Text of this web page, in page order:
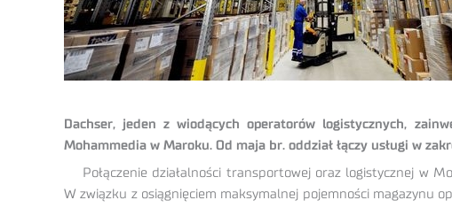
Dachser, jeden z wiodących operatorów logistycznych,
Mohammedia w Maroku. Od maja br. oddział łączy usługi w
Połączenie działalności transportowej oraz logistycznej w
W związku z osiągnięciem maksymalnej pojemności magazynu